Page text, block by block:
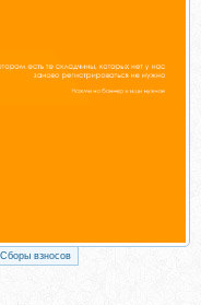
Сборы взносов